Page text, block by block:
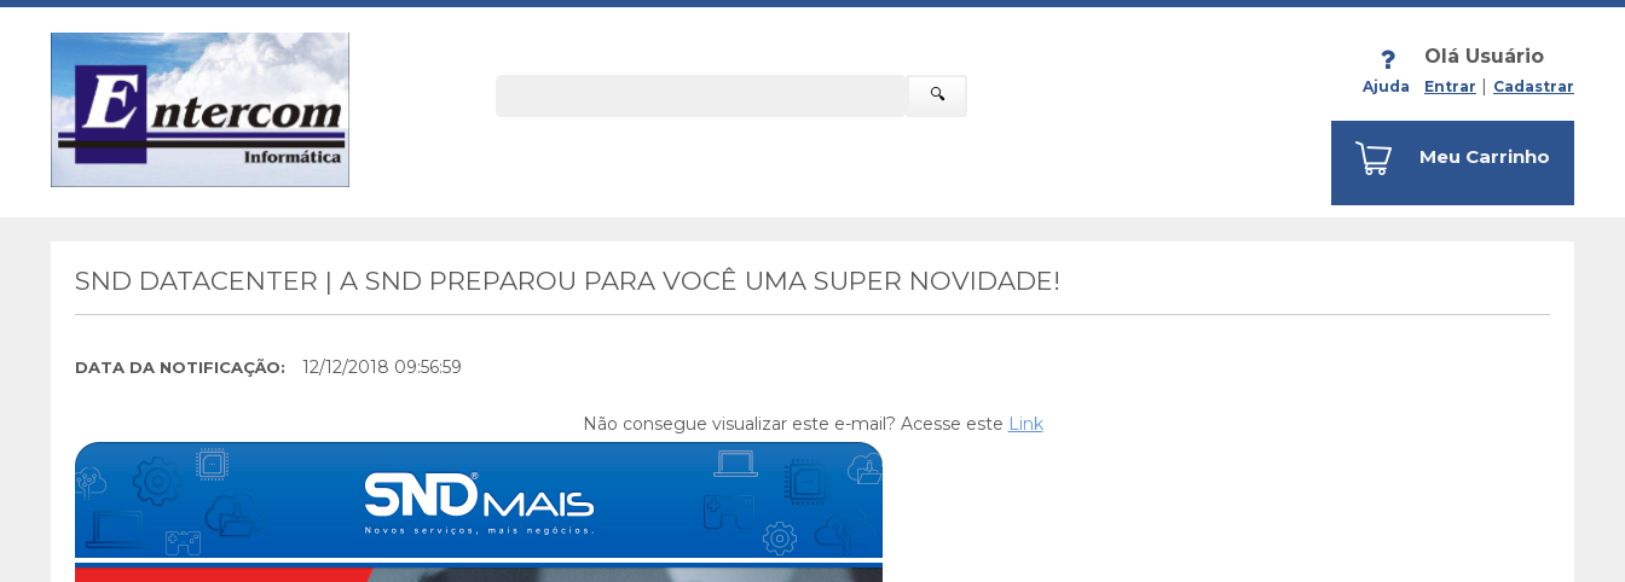
🔍 Ajuda
Olá Usuário
Entrar Cadastrar
Meu Carrinho
SND DATACENTER | A SND PREPAROU PARA VOCÊ UMA SUPER NOVIDADE!
DATA DA NOTIFICAÇÃO: 12/12/2018 09:56:59
Não consegue visualizar este e-mail? Acesse este Link